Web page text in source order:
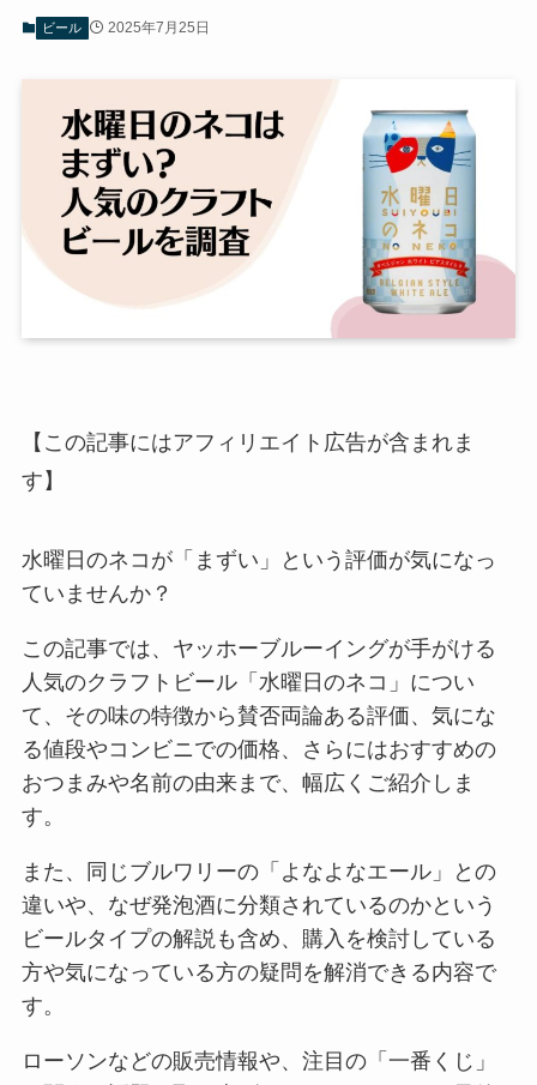
ビール 2025年7月25日
【この記事にはアフィリエイト広告が含まれま
す】
水曜日のネコが「まずい」という評価が気になっ
ていませんか？
この記事では、ヤッホーブルーイングが手がける
人気のクラフトビール「水曜日のネコ」につい
て、その味の特徴から賛否両論ある評価、気にな
る値段やコンビニでの価格、さらにはおすすめの
おつまみや名前の由来まで、幅広くご紹介しま
す。
また、同じブルワリーの「よなよなエール」との
違いや、なぜ発泡酒に分類されているのかという
ビールタイプの解説も含め、購入を検討している
方や気になっている方の疑問を解消できる内容で
す。
ローソンなどの販売情報や、注目の「一番くじ」